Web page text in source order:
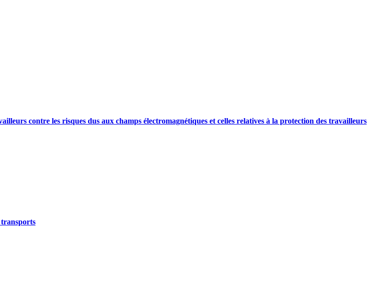
contre les risques dus aux champs électromagnétiques et celles relatives à la protection des travailleurs